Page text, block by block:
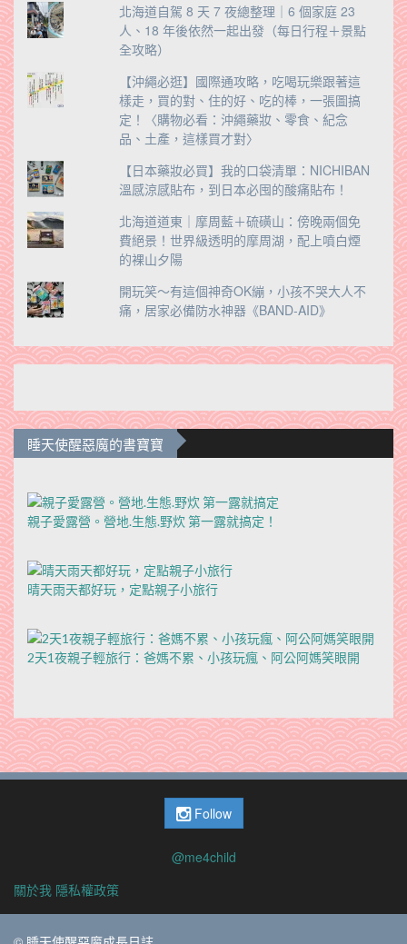
北海道自駕 8 天 7 夜總整理｜6 個家庭 23
人、18 年後依然一起出發（每日行程＋景點
全攻略）
【沖繩必逛】國際通攻略，吃喝玩樂跟著這
樣走，買的對、住的好、吃的棒，一張圖搞
定！〈購物必看：沖繩藥妝、零食、紀念
品、土產，這樣買才對〉
【日本藥妝必買】我的口袋清單：NICHIBAN
溫感涼感貼布，到日本必囤的酸痛貼布！
北海道道東｜摩周藍＋硫磺山：傍晚兩個免
費絕景！世界級透明的摩周湖，配上噴白煙
的裸山夕陽
開玩笑～有這個神奇OK繃，小孩不哭大人不
痛，居家必備防水神器《BAND-AID》
睡天使醒惡魔的書寶寶
親子愛露營。營地.生態.野炊 第一露就搞定！
晴天雨天都好玩，定點親子小旅行
2天1夜親子輕旅行：爸媽不累、小孩玩瘋、阿公阿媽笑眼開
Follow
@me4child
關於我 隱私權政策